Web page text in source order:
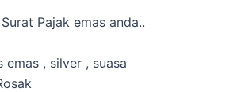
Pajak emas anda..
emas , silver , suasa